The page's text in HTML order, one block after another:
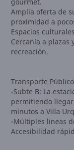
gourmet.
Amplia oferta de
proximidad a
Espacios
Cercanía a plazas
recreación.
Transporte
-Subte B: La
permitiendo
minutos a Villa
-Múltiples lineas
Accesibilidad